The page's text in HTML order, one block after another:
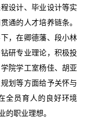
设计、毕业设计等实
通的人才培养链条。
，在卿德藩、段小林
研专业理论，积极投
院学工室杨佳、胡亚
划等方面给予关怀与
全员育人的良好环境
的职业理想。